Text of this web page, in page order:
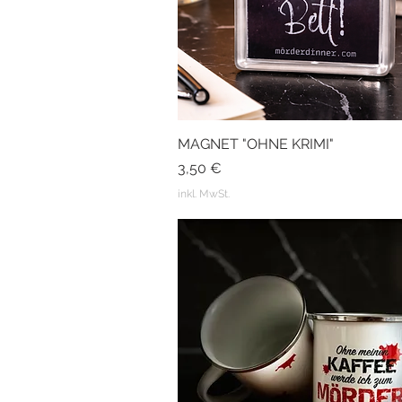
Schnellansicht
MAGNET "OHNE KRIMI"
Preis
3,50 €
inkl. MwSt.